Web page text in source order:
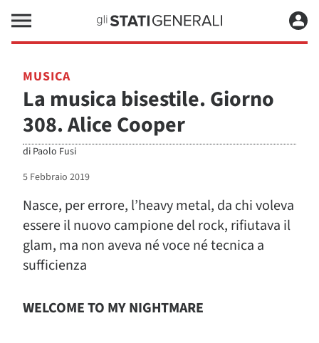
MUSICA
La musica bisestile. Giorno
308. Alice Cooper
di Paolo Fusi
5 Febbraio 2019
Nasce, per errore, l’heavy metal, da chi voleva
essere il nuovo campione del rock, rifiutava il
glam, ma non aveva né voce né tecnica a
sufficienza
WELCOME TO MY NIGHTMARE